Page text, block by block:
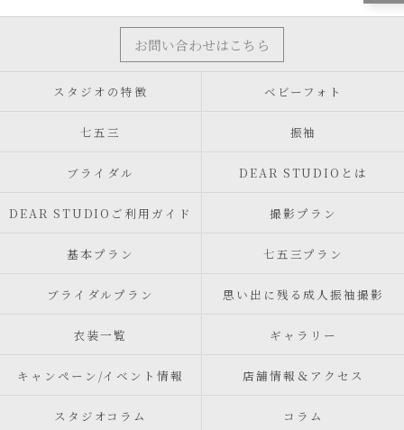
お問い合わせはこちら
スタジオの特徴 ベビーフォト
七五三 振袖
ブライダル DEAR STUDIOとは
DEAR STUDIOご利用ガイド 撮影プラン
基本プラン 七五三プラン
ブライダルプラン 思い出に残る成人振袖撮影
衣装一覧 ギャラリー
キャンペーン/イベント情報 店舗情報＆アクセス
スタジオコラム コラム